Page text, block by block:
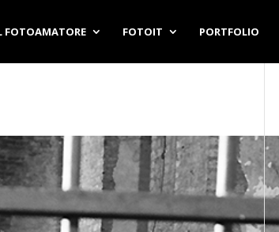
FOTOAMATORE FOTOIT PORTFOLIO